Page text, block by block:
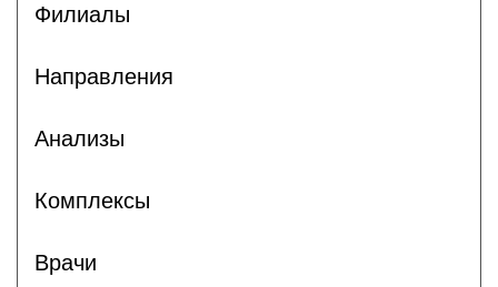
Филиалы
Направления
Анализы
Комплексы
Врачи